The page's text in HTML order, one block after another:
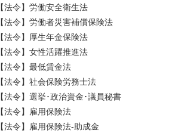
【法令】労働安全衛生法
【法令】労働者災害補償保険法
【法令】厚生年金保険法
【法令】女性活躍推進法
【法令】最低賃金法
【法令】社会保険労務士法
【法令】選挙･政治資金･議員秘書
【法令】雇用保険法
【法令】雇用保険法-助成金